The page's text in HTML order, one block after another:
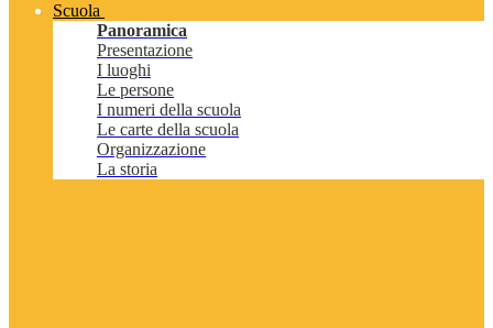
Scuola
Panoramica
Presentazione
I luoghi
Le persone
I numeri della scuola
Le carte della scuola
Organizzazione
La storia